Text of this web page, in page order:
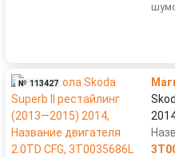
№ 113427